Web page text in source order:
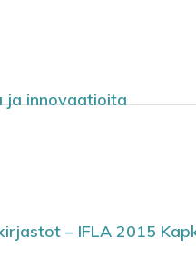
ja innovaatioita
– IFLA 2015